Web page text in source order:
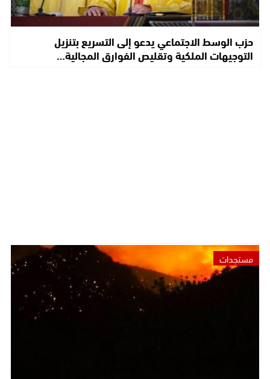
حزب الوسط الاجتماعي يدعو إلى التسريع بتنزيل
التوجيهات الملكية وتقليص الفوارق المجالية…
مستجدات